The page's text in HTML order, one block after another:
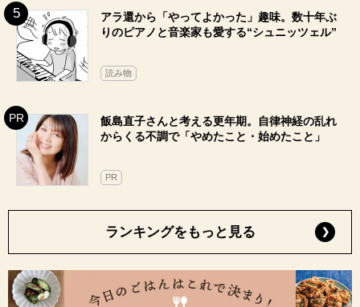
アラ還から「やってよかった」趣味。数十年ぶ
りのピアノと音楽家も愛する“シュニッツェル”
読み物
飯島直子さんと考える更年期。自律神経の乱れ
からくる不調で「やめたこと・始めたこと」
PR
ランキングをもっと見る